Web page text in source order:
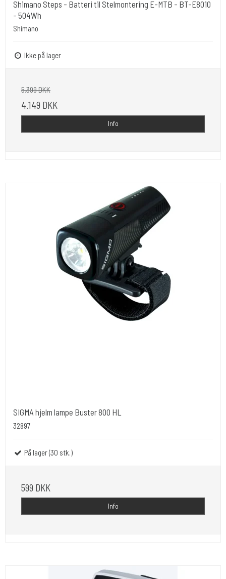
Shimano Steps - Batteri til Stelmontering E-MTB - BT-E8010
- 504Wh
Shimano
Ikke på lager
5.399 DKK
4.149 DKK
Info
SIGMA hjelm lampe Buster 800 HL
32897
På lager (30 stk.)
599 DKK
Info